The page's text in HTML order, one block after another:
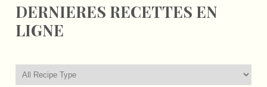
DERNIERES RECETTES EN
LIGNE